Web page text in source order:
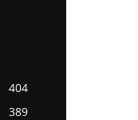
404
389